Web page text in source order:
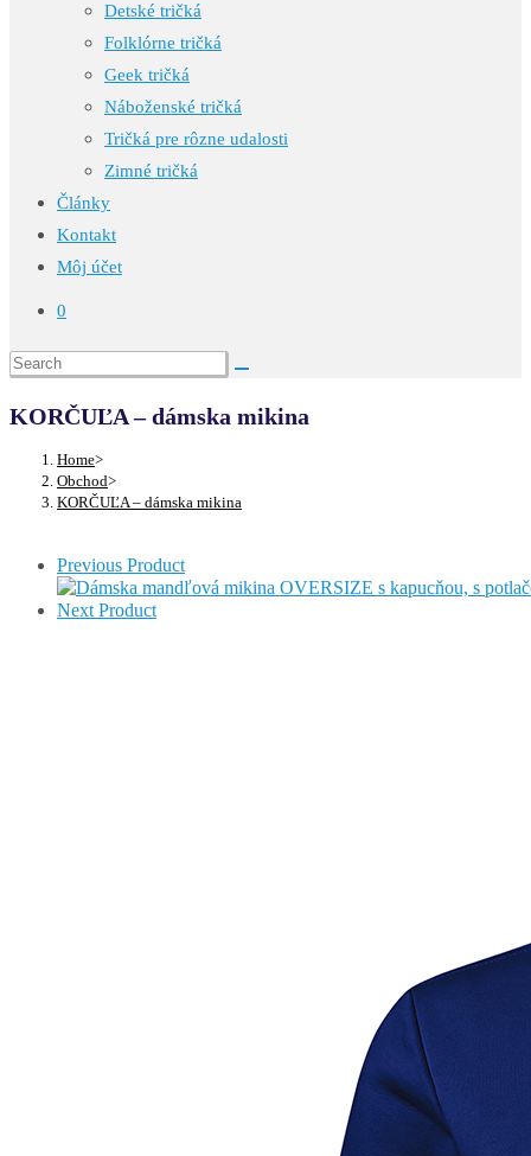
Detské tričká
Folklórne tričká
Geek tričká
Náboženské tričká
Tričká pre rôzne udalosti
Zimné tričká
Články
Kontakt
Môj účet
0
KORČUĽA – dámska mikina
Home>
Obchod>
KORČUĽA – dámska mikina
Previous Product
Next Product